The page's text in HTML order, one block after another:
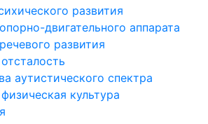
развития
двигательного аппарата
развития
аутистического спектра
культура